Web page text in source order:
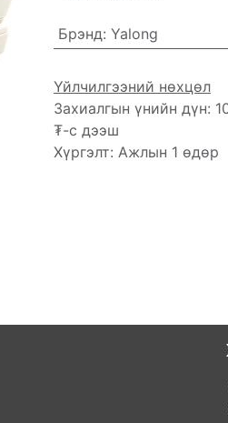
Брэнд: Yalong
Үйлчилгээний нөхцөл
Захиалгын үнийн дүн:
₮-с дээш
Хүргэлт: Ажлын 1 өдөр